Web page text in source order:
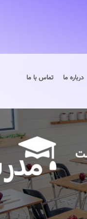
درباره ما تماس با ما